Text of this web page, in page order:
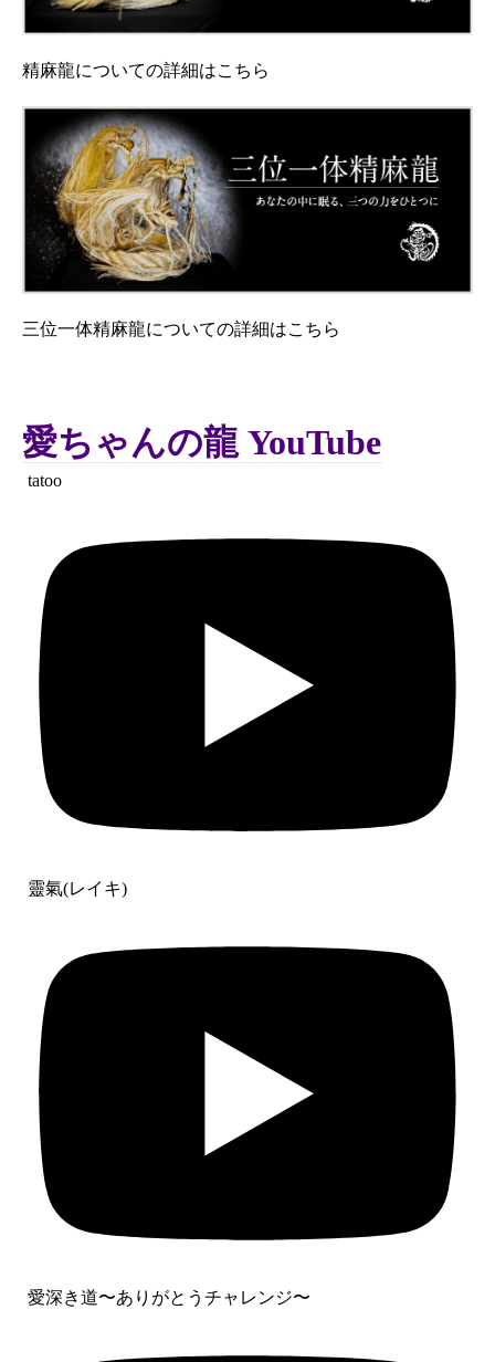
精麻龍についての詳細はこちら
三位一体精麻龍についての詳細はこちら
愛ちゃんの龍 YouTube
tatoo
靈氣(レイキ)
愛深き道〜ありがとうチャレンジ〜